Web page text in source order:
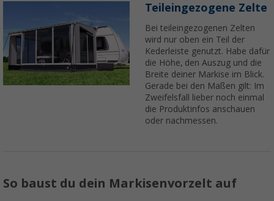
Teileingezogene Zelte
Bei teileingezogenen Zelten
wird nur oben ein Teil der
Kederleiste genutzt. Habe dafür
die Höhe, den Auszug und die
Breite deiner Markise im Blick.
Gerade bei den Maßen gilt: Im
Zweifelsfall lieber noch einmal
die Produktinfos anschauen
oder nachmessen.
So baust du dein Markisenvorzelt auf